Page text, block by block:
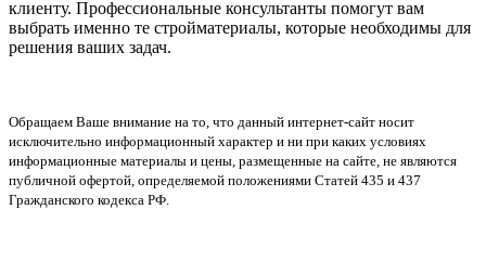
клиенту. Профессиональные консультанты помогут вам
выбрать именно те стройматериалы, которые необходимы для
решения ваших задач.
Обращаем Ваше внимание на то, что данный интернет-сайт носит
исключительно информационный характер и ни при каких условиях
информационные материалы и цены, размещенные на сайте, не являются
публичной офертой, определяемой положениями Статей 435 и 437
Гражданского кодекса РФ.